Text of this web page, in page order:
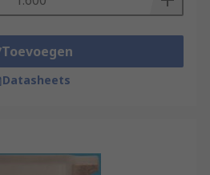
Toevoegen
Datasheets